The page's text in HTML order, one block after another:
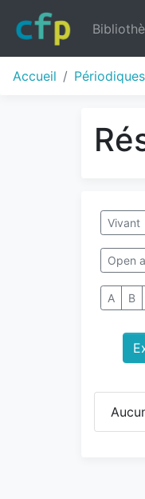
Accueil Périodiques
Vivant
Open
A B